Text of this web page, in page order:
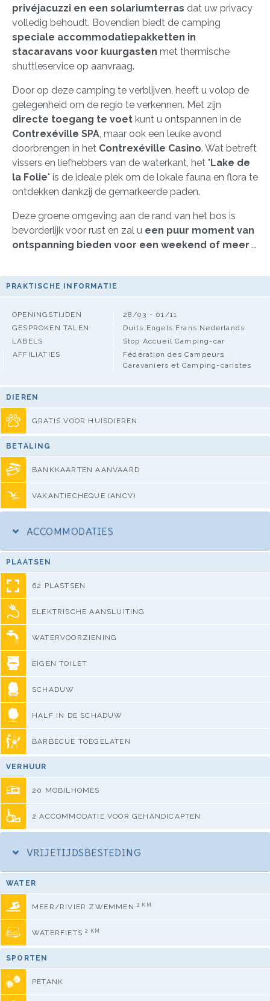
privéjacuzzi en een solariumterras dat uw privacy
volledig behoudt. Bovendien biedt de camping
speciale accommodatiepakketten in
stacaravans voor kuurgasten met thermische
shuttleservice op aanvraag.
Door op deze camping te verblijven, heeft u volop de
gelegenheid om de regio te verkennen. Met zijn
directe toegang te voet kunt u ontspannen in de
Contrexéville SPA , maar ook een leuke avond
doorbrengen in het Contrexéville Casino. Wat betreft
vissers en liefhebbers van de waterkant, het "Lake de
la Folie" is de ideale plek om de lokale fauna en flora te
ontdekken dankzij de gemarkeerde paden.
Deze groene omgeving aan de rand van het bos is
bevorderlijk voor rust en zal u een puur moment van
ontspanning bieden voor een weekend of meer …
PRAKTISCHE INFORMATIE
OPENINGSTIJDEN
28/03 - 01/11
GESPROKEN TALEN
Duits,Engels,Frans,Nederlands
LABELS
Stop Accueil Camping-car
AFFILIATIES
Fédération des Campeurs
Caravaniers et Camping-caristes
DIEREN
GRATIS VOOR HUISDIEREN
BETALING
BANKKAARTEN AANVAARD
VAKANTIECHEQUE (ANCV)
ACCOMMODATIES
PLAATSEN
62 PLASTSEN
ELEKTRISCHE AANSLUITING
WATERVOORZIENING
EIGEN TOILET
SCHADUW
HALF IN DE SCHADUW
BARBECUE TOEGELATEN
VERHUUR
20 MOBILHOMES
2 ACCOMMODATIE VOOR GEHANDICAPTEN
VRIJETIJDSBESTEDING
WATER
MEER/RIVIER ZWEMMEN 2 KM
WATERFIETS2 KM
SPORTEN
PETANK